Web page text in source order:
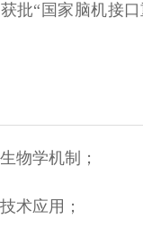
批“国家脑机接
物学机制；
术应用；